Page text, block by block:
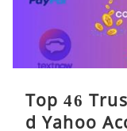
Top 46
d Yahoo